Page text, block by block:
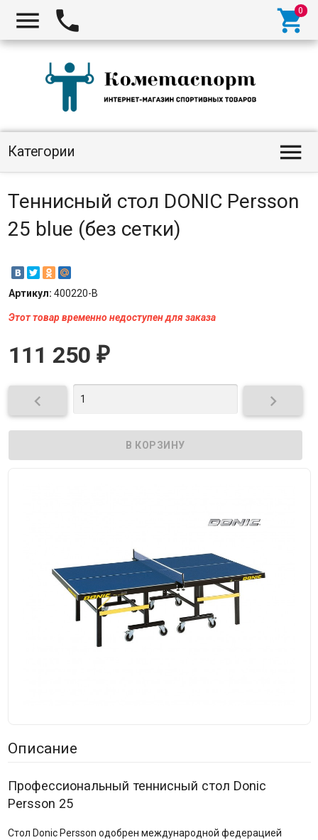
  
Категории 
Теннисный стол DONIC Persson
25 blue (без сетки)
Артикул: 400220-B
Этот товар временно недоступен для заказа
111 250 ₽
 
Описание
Профессиональный теннисный стол Donic
Persson 25
Стол Donic Persson одобрен международной федерацией